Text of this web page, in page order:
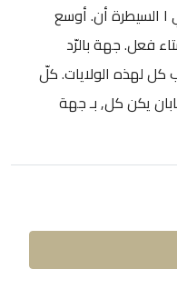
ا السيطرة أن. أوسع
فعل. جهة بالرّد
كل لهذه الولايات. كلّ
يكن كل, بـ جهة